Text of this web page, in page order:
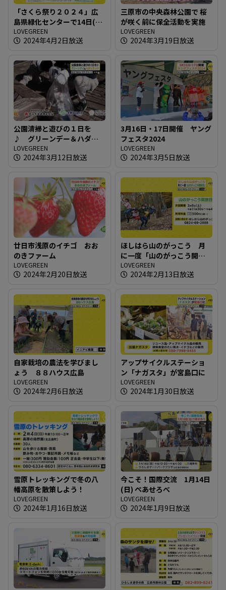
「さくら祭り２０２４」広
島県緑化センターで14日(日)
まで
LOVEGREEN
2024年4月2日放送
三原市の中央森林公園で 桜
が咲く前に保全活動を実施
LOVEGREEN
2024年3月19日放送
公園清掃と遊びの１日を
♪ グリーンデー＆ハダシ
ランド
LOVEGREEN
2024年3月12日放送
3月16日・17日開催 ヤング
フェスタ2024
LOVEGREEN
2024年3月5日放送
廿日市浅原のイチゴ おお
のきファーム
LOVEGREEN
2024年2月20日放送
ほしはら山のがっこう 月
に一度「山のがっこう開放
日」
LOVEGREEN
2024年2月13日放送
自家栽培の農法を学びまし
ょう ８８ハウス広島
LOVEGREEN
2024年2月6日放送
アップサイクルステーショ
ン「ナガスタ」が宮島口に
LOVEGREEN
2024年1月30日放送
雪原トレッキングで冬の八
幡高原を散策しよう！
LOVEGREEN
2024年1月16日放送
今こそ！国際交流 1月14日
(日) ぺあせろべ
LOVEGREEN
2024年1月9日放送